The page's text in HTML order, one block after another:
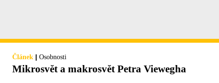
Článek | Osobnosti
Mikrosvět a makrosvět Petra Viewegha